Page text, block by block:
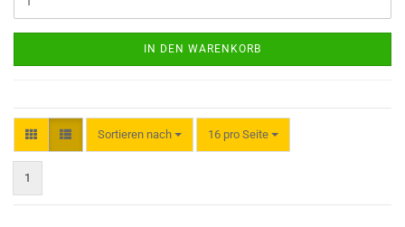
IN DEN WARENKORB
Sortieren nach
Sortieren nach 16 pro Seite
pro Seite
1